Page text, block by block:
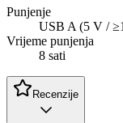
Punjenje
USB A (5 V /
Vrijeme punjenja
8 sati
Recenzije